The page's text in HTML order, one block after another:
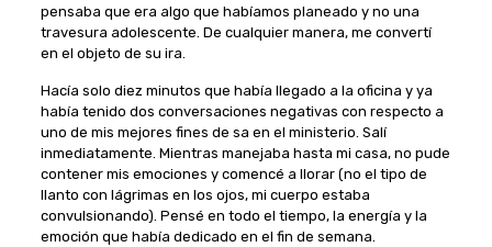
pensaba que era algo que habíamos planeado y no una
travesura adolescente. De cualquier manera, me convertí
en el objeto de su ira.
Hacía solo diez minutos que había llegado a la oficina y ya
había tenido dos conversaciones negativas con respecto a
uno de mis mejores fines de sa en el ministerio. Salí
inmediatamente. Mientras manejaba hasta mi casa, no pude
contener mis emociones y comencé a llorar (no el tipo de
llanto con lágrimas en los ojos, mi cuerpo estaba
convulsionando). Pensé en todo el tiempo, la energía y la
emoción que había dedicado en el fin de semana.